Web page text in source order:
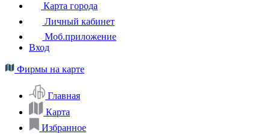
Карта города
Личный кабинет
Моб.приложение
Вход
Фирмы на карте
Главная
Карта
Избранное